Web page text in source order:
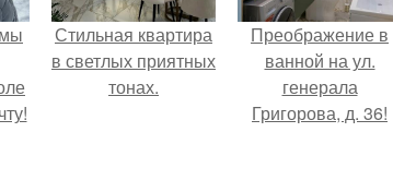
Стильная квартира
в светлых приятных
тонах.
Преображение в
ванной на ул.
генерала
Григорова, д. 36!